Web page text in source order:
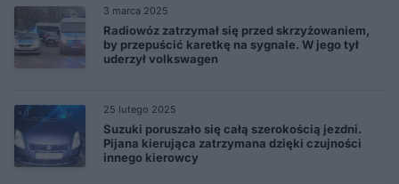
3 marca 2025
Radiowóz zatrzymał się przed skrzyżowaniem,
by przepuścić karetkę na sygnale. W jego tył
uderzył volkswagen
25 lutego 2025
Suzuki poruszało się całą szerokością jezdni.
Pijana kierująca zatrzymana dzięki czujności
innego kierowcy